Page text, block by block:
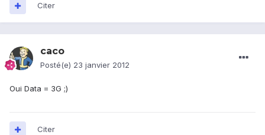
Citer
caco
Posté(e) 23 janvier 2012
Oui Data = 3G ;)
Citer